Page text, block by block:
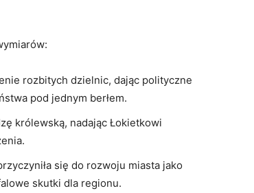
rozbitych dzielnic, dając polityczne
pod jednym ⁣berłem.
królewską,​ nadając Łokietkowi
się ‌do ⁣rozwoju‍ miasta jako
skutki dla regionu.